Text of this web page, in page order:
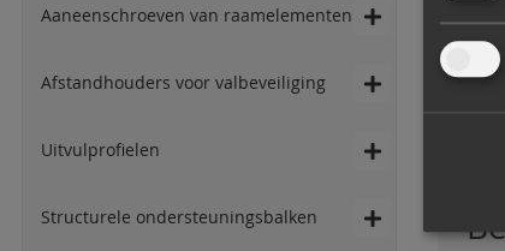
Aaneenschroeven van raamelementen
Afstandhouders voor valbeveiliging
Uitvulprofielen
Structurele ondersteuningsbalken
K-
K-
K-